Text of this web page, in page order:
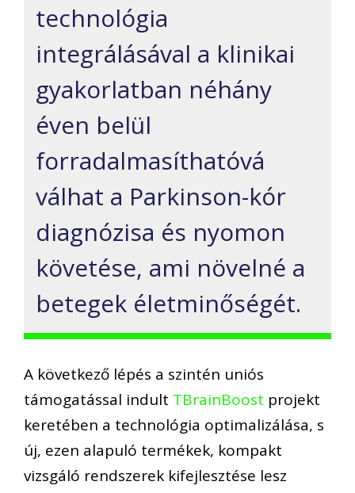
technológia
integrálásával a klinikai
gyakorlatban néhány
éven belül
forradalmasíthatóvá
válhat a Parkinson-kór
diagnózisa és nyomon
követése, ami növelné a
betegek életminőségét.
A következő lépés a szintén uniós
támogatással indult TBrainBoost projekt
keretében a technológia optimalizálása, s
új, ezen alapuló termékek, kompakt
vizsgáló rendszerek kifejlesztése lesz